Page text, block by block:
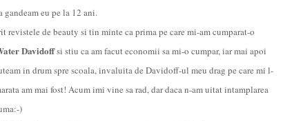
gandeam eu pe la 12 ani.
revistele de beauty si tin minte ca prima pe care mi-am cumparat-o
Davidoffsi stiu ca am facut economii sa mi-o cumpar, iar mai apoi
in drum spre scoala, invaluita de Davidoff-ul meu drag pe care mi l-
am mai fost! Acum imi vine sa rad, dar daca n-am uitat intamplarea
)